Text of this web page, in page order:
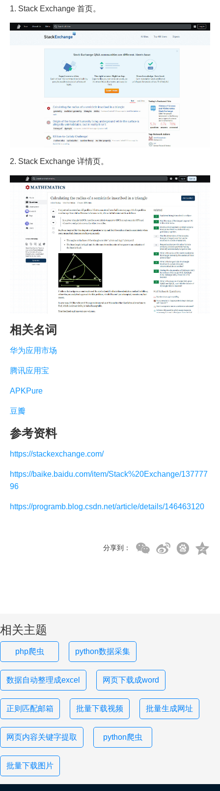
1. Stack Exchange 首页。
2. Stack Exchange 详情页。
相关名词
华为应用市场
腾讯应用宝
APKPure
豆瓣
参考资料
https://stackexchange.com/
https://baike.baidu.com/item/Stack%20Exchange/137777
96
https://programb.blog.csdn.net/article/details/146463120
分享到：
相关主题
php爬虫 python数据采集
数据自动整理成excel 网页下载成word
正则匹配邮箱 批量下载视频 批量生成网址
网页内容关键字提取 python爬虫
批量下载图片